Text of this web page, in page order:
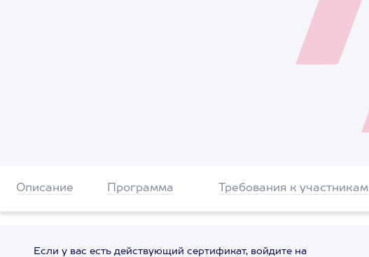
Описание Программа Требования к участникам
Если у вас есть действующий сертификат, войдите на